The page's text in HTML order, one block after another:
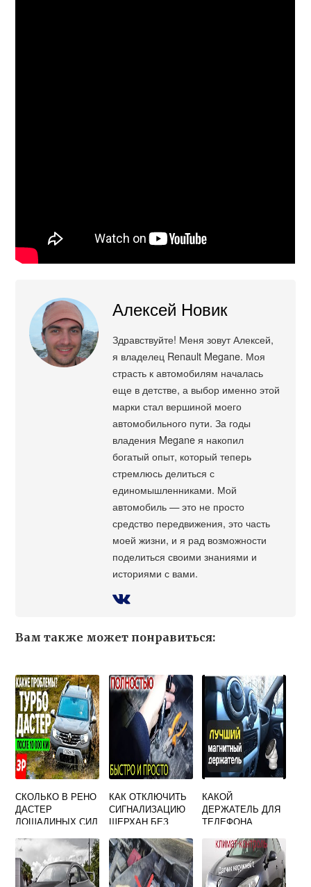
Алексей Новик
Здравствуйте! Меня зовут Алексей,
я владелец Renault Megane. Моя
страсть к автомобилям началась
еще в детстве, а выбор именно этой
марки стал вершиной моего
автомобильного пути. За годы
владения Megane я накопил
богатый опыт, который теперь
стремлюсь делиться с
единомышленниками. Мой
автомобиль — это не просто
средство передвижения, это часть
моей жизни, и я рад возможности
поделиться своими знаниями и
историями с вами.
Вам также может понравиться:
СКОЛЬКО В РЕНО
ДАСТЕР
ЛОШАДИНЫХ СИЛ
КАК ОТКЛЮЧИТЬ
СИГНАЛИЗАЦИЮ
ШЕРХАН БЕЗ
ЛОГАН
КАКОЙ
ДЕРЖАТЕЛЬ ДЛЯ
ТЕЛЕФОНА
ЛОГАН